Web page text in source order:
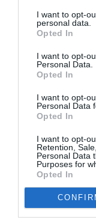
I want to opt-
personal data.
Opted In
I want to opt-
Personal Data.
Opted In
I want to opt-
Personal Data
Opted In
I want to opt-
Retention,
Personal Data
Purposes for
Opted In
Βουνά και
Πνευματική
Πατρίδα»:
Περιοδική
στο Διαχρονικό
Μουσείο
Σαρωνίς
Γκάτσου –
Διαφάνειες
Έκθεση στο